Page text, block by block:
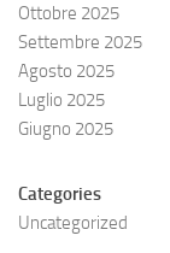
Ottobre 2025
Settembre 2025
Agosto 2025
Luglio 2025
Giugno 2025
Categories
Uncategorized